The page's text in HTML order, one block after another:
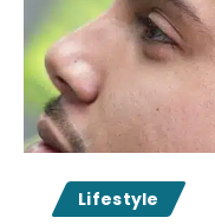
Lifestyle